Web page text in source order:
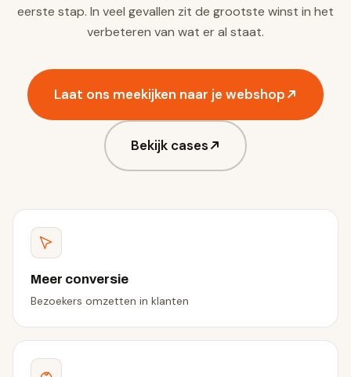
eerste stap. In veel gevallen zit de grootste winst in het
verbeteren van wat er al staat.
Laat ons meekijken naar je webshop
Bekijk cases
Meer conversie
Bezoekers omzetten in klanten